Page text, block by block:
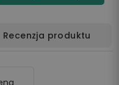
Recenzja produktu